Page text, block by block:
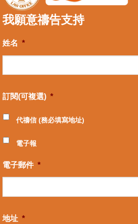
我願意禱告支持
姓名 *
訂閱(可複選) *
代禱信 (務必填寫地址)
電子報
電子郵件 *
地址 *